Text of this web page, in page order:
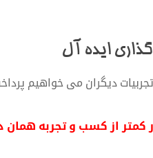
ایده آل
دیگران می خواهیم
کمتر از کسب و تجربه